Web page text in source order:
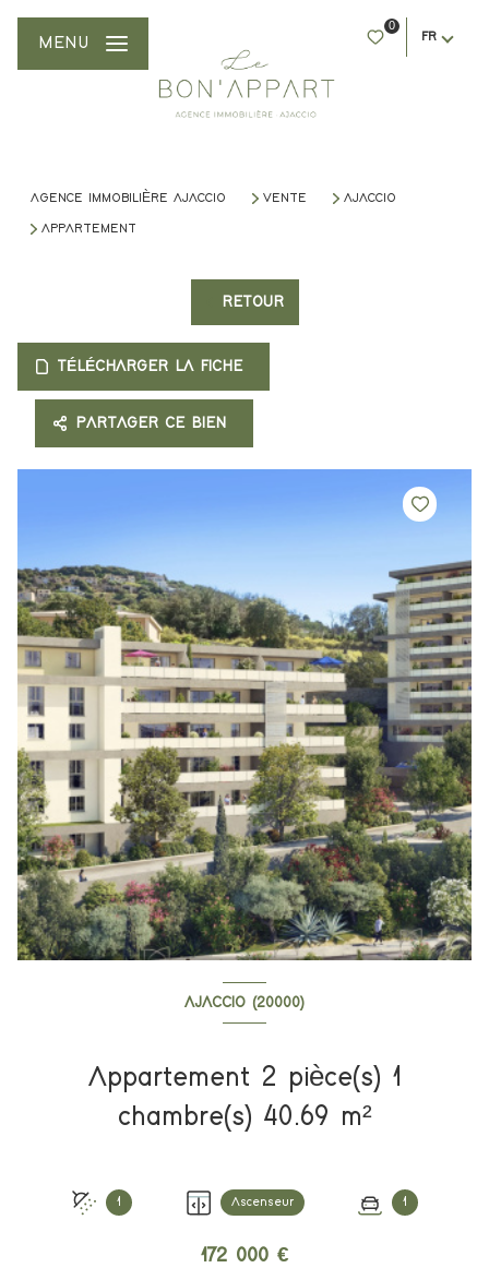
0
FR
MENU
AGENCE IMMOBILIÈRE AJACCIO VENTE AJACCIO
APPARTEMENT
RETOUR
TÉLÉCHARGER LA FICHE
PARTAGER CE BIEN
AJACCIO (20000)
Appartement 2 pièce(s) 1
chambre(s) 40.69 m²
1 Ascenseur 1
172 000 €